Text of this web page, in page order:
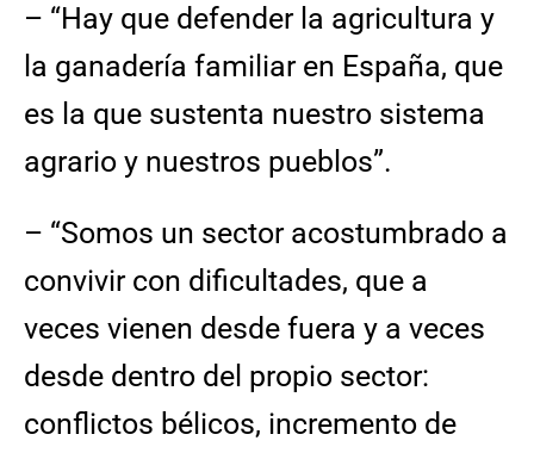
– “Hay que defender la agricultura y
la ganadería familiar en España, que
es la que sustenta nuestro sistema
agrario y nuestros pueblos”.
– “Somos un sector acostumbrado a
convivir con dificultades, que a
veces vienen desde fuera y a veces
desde dentro del propio sector:
conflictos bélicos, incremento de